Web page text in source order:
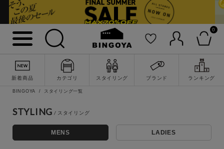
0
新着商品 カテゴリ スタイリング ブランド ランキング
詳細検索
キーワード
BINGOYA スタイリング一覧
STYLING
MENS LADIES